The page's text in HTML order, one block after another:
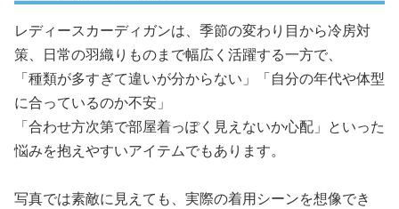
レディースカーディガンは、季節の変わり目から冷房対
策、日常の羽織りものまで幅広く活躍する一方で、
「種類が多すぎて違いが分からない」「自分の年代や体型
に合っているのか不安」
「合わせ方次第で部屋着っぽく見えないか心配」といった
悩みを抱えやすいアイテムでもあります。
写真では素敵に見えても、実際の着用シーンを想像でき